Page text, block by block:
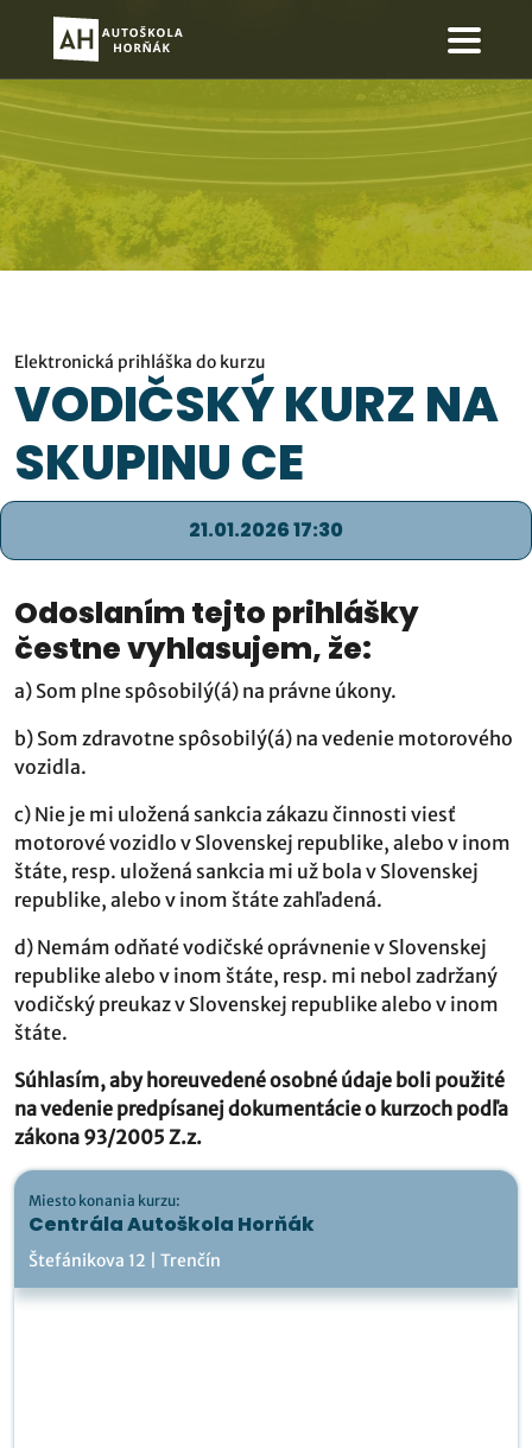
Elektronická prihláška do kurzu
VODIČSKÝ KURZ NA
SKUPINU CE
21.01.2026 17:30
Odoslaní­m tejto prihlášky
čestne vyhlasujem, že:
a) Som plne spôsobilý(á) na právne úkony.
b) Som zdravotne spôsobilý(á) na vedenie motorového
vozidla.
c) Nie je mi uložená sankcia zákazu činnosti viesť
motorové vozidlo v Slovenskej republike, alebo v inom
štáte, resp. uložená sankcia mi už bola v Slovenskej
republike, alebo v inom štáte zahľadená.
d) Nemám odňaté vodičské oprávnenie v Slovenskej
republike alebo v inom štáte, resp. mi nebol zadržaný
vodičský preukaz v Slovenskej republike alebo v inom
štáte.
Súhlasím, aby horeuvedené osobné údaje boli použité
na vedenie predpísanej dokumentácie o kurzoch podľa
zákona 93/2005 Z.z.
Miesto konania kurzu:
Centrála Autoškola Horňák
Štefánikova 12 | Trenčín